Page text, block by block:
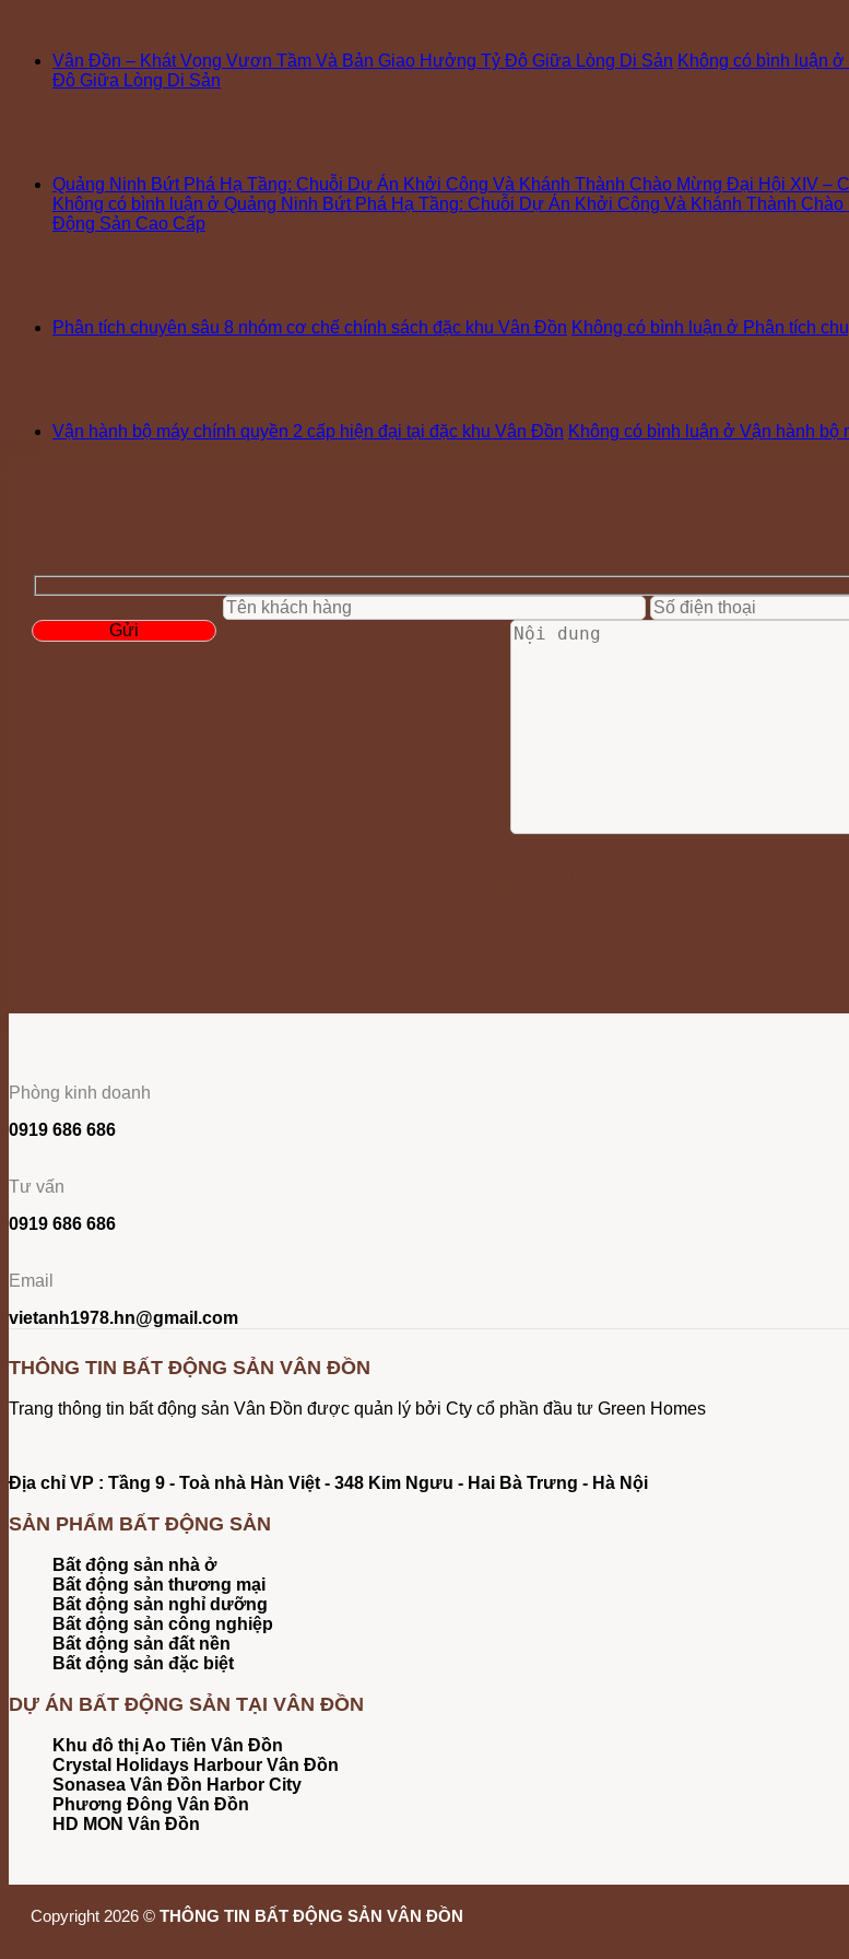
Vân Đồn – Khát Vọng Vươn Tầm Và Bản Giao Hưởng Tỷ Đô Giữa Lòng Di Sản Không có bình luận ở
Đô Giữa Lòng Di Sản
Quảng Ninh Bứt Phá Hạ Tầng: Chuỗi Dự Án Khởi Công Và Khánh Thành Chào Mừng Đại Hội XIV –
Không có bình luận ở Quảng Ninh Bứt Phá Hạ Tầng: Chuỗi Dự Án Khởi Công Và Khánh Thành
Động Sản Cao Cấp
Phân tích chuyên sâu 8 nhóm cơ chế chính sách đặc khu Vân Đồn Không có bình luận ở Phân tích
Vận hành bộ máy chính quyền 2 cấp hiện đại tại đặc khu Vân Đồn Không có bình luận ở Vận hành bộ
Phòng kinh doanh
0919 686 686
Tư vấn
0919 686 686
Email
vietanh1978.hn@gmail.com
THÔNG TIN BẤT ĐỘNG SẢN VÂN ĐỒN
Trang thông tin bất động sản Vân Đồn được quản lý bởi Cty cổ phần đầu tư Green Homes
Địa chỉ VP : Tầng 9 - Toà nhà Hàn Việt - 348 Kim Ngưu - Hai Bà Trưng - Hà Nội
SẢN PHẨM BẤT ĐỘNG SẢN
Bất động sản nhà ở
Bất động sản thương mại
Bất động sản nghỉ dưỡng
Bất động sản công nghiệp
Bất động sản đất nền
Bất động sản đặc biệt
DỰ ÁN BẤT ĐỘNG SẢN TẠI VÂN ĐỒN
Khu đô thị Ao Tiên Vân Đồn
Crystal Holidays Harbour Vân Đồn
Sonasea Vân Đồn Harbor City
Phương Đông Vân Đồn
HD MON Vân Đồn
Copyright 2026 © THÔNG TIN BẤT ĐỘNG SẢN VÂN ĐỒN